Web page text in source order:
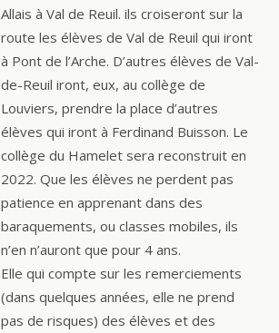
Allais à Val de Reuil. ils croiseront sur la
route les élèves de Val de Reuil qui iront
à Pont de l’Arche. D’autres élèves de Val-
de-Reuil iront, eux, au collège de
Louviers, prendre la place d’autres
élèves qui iront à Ferdinand Buisson. Le
collège du Hamelet sera reconstruit en
2022. Que les élèves ne perdent pas
patience en apprenant dans des
baraquements, ou classes mobiles, ils
n’en n’auront que pour 4 ans.
Elle qui compte sur les remerciements
(dans quelques années, elle ne prend
pas de risques) des élèves et des